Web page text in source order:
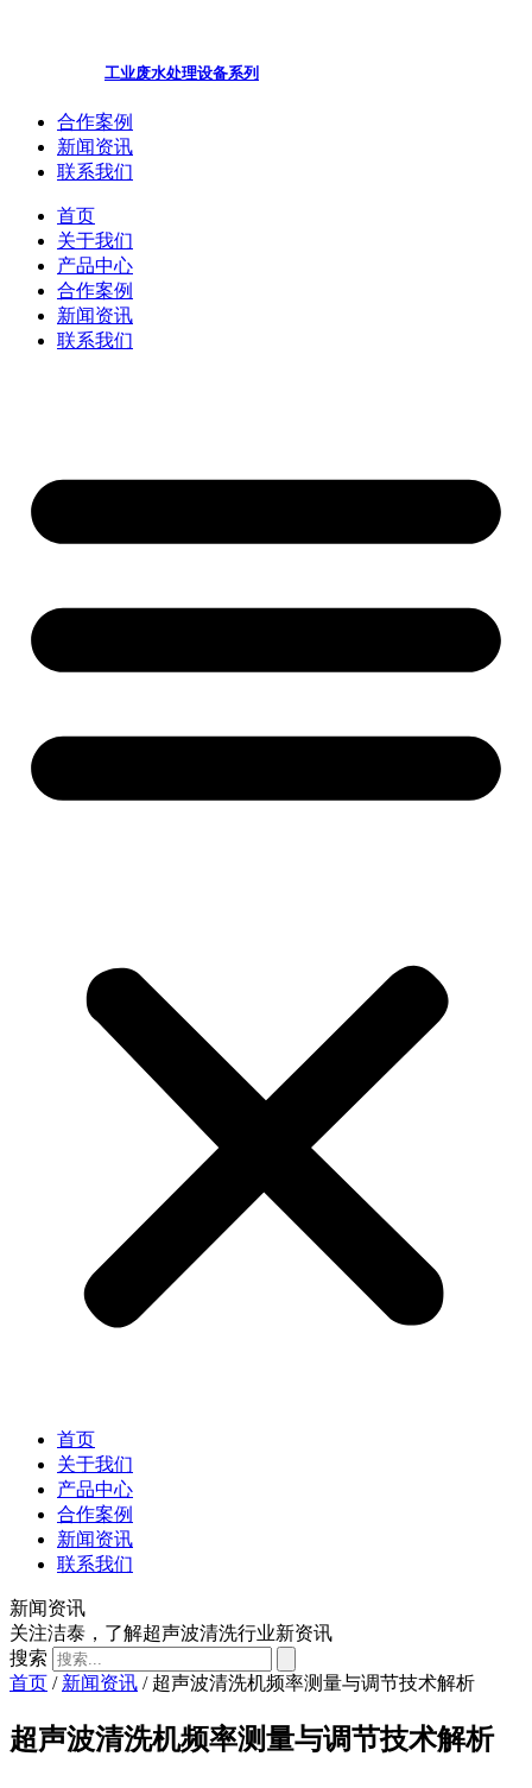
工业废水处理设备系列
合作案例
新闻资讯
联系我们
首页
关于我们
产品中心
合作案例
新闻资讯
联系我们
首页
关于我们
产品中心
合作案例
新闻资讯
联系我们
新闻资讯
关注洁泰，了解超声波清洗行业新资讯
搜索
首页 / 新闻资讯 / 超声波清洗机频率测量与调节技术解析
超声波清洗机频率测量与调节技术解析